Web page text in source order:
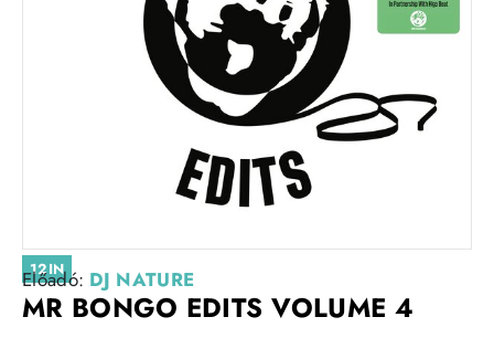
12IN
Előadó: DJ NATURE
MR BONGO EDITS VOLUME 4